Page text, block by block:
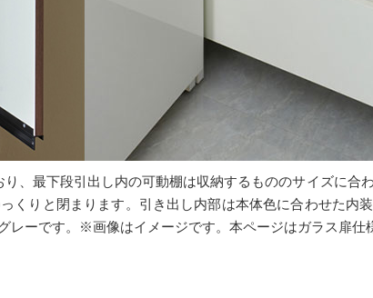
、最下段引出し内の可動棚は収納するもののサイズに合
くりと閉まります。引き出し内部は本体色に合わせた内
ーです。※画像はイメージです。本ページはガラス扉仕